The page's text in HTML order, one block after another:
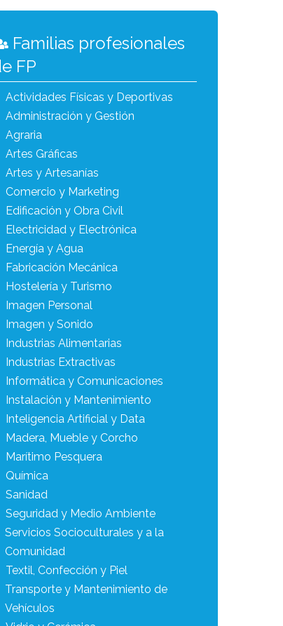
Familias profesionales
FP
Actividades Físicas y Deportivas
Administración y Gestión
Agraria
Artes Gráficas
Artes y Artesanías
Comercio y Marketing
Edificación y Obra Civil
Electricidad y Electrónica
Energía y Agua
Fabricación Mecánica
Hostelería y Turismo
Imagen Personal
Imagen y Sonido
Industrias Alimentarias
Industrias Extractivas
Informática y Comunicaciones
Instalación y Mantenimiento
Inteligencia Artificial y Data
Madera, Mueble y Corcho
Marítimo Pesquera
Química
Sanidad
Seguridad y Medio Ambiente
Servicios Socioculturales y a la
Comunidad
Textil, Confección y Piel
Transporte y Mantenimiento de
Vehículos